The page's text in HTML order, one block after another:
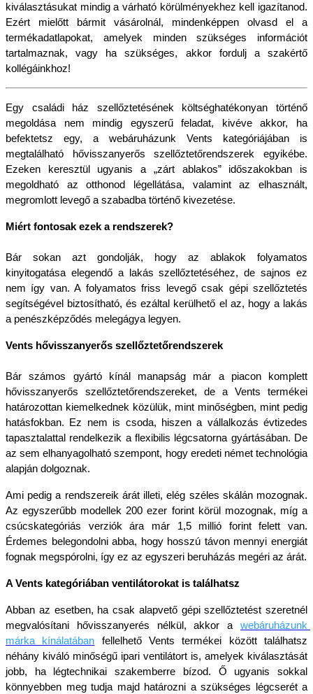
kiválasztásukat mindig a várható körülményekhez kell igazítanod.
Ezért mielőtt bármit vásárolnál, mindenképpen olvasd el a
termékadatlapokat, amelyek minden szükséges információt
tartalmaznak, vagy ha szükséges, akkor fordulj a szakértő
kollégáinkhoz!
Egy családi ház szellőztetésének költséghatékonyan történő
megoldása nem mindig egyszerű feladat, kivéve akkor, ha
befektetsz egy, a webáruházunk Vents kategóriájában is
megtalálható hővisszanyerős szellőztetőrendszerek egyikébe.
Ezeken keresztül ugyanis a „zárt ablakos” időszakokban is
megoldható az otthonod légellátása, valamint az elhasznált,
megromlott levegő a szabadba történő kivezetése.
Miért fontosak ezek a rendszerek?
Bár sokan azt gondolják, hogy az ablakok folyamatos
kinyitogatása elegendő a lakás szellőztetéséhez, de sajnos ez
nem így van. A folyamatos friss levegő csak gépi szellőztetés
segítségével biztosítható, és ezáltal kerülhető el az, hogy a lakás
a penészképződés melegágya legyen.
Vents hővisszanyerős szellőztetőrendszerek
Bár számos gyártó kínál manapság már a piacon komplett
hővisszanyerős szellőztetőrendszereket, de a Vents termékei
határozottan kiemelkednek közülük, mint minőségben, mint pedig
hatásfokban. Ez nem is csoda, hiszen a vállalkozás évtizedes
tapasztalattal rendelkezik a flexibilis légcsatorna gyártásában. De
az sem elhanyagolható szempont, hogy eredeti német technológia
alapján dolgoznak.
Ami pedig a rendszereik árát illeti, elég széles skálán mozognak.
Az egyszerűbb modellek 200 ezer forint körül mozognak, míg a
csúcskategóriás verziók ára már 1,5 millió forint felett van.
Érdemes belegondolni abba, hogy hosszú távon mennyi energiát
fognak megspórolni, így ez az egyszeri beruházás megéri az árát.
A Vents kategóriában ventilátorokat is találhatsz
Abban az esetben, ha csak alapvető gépi szellőztetést szeretnél
megvalósítani hővisszanyerés nélkül, akkor a webáruházunk
márka kínálatában
fellelhető Vents termékei között találhatsz
néhány kiváló minőségű ipari ventilátort is, amelyek kiválasztását
jobb, ha légtechnikai szakemberre bízod. Ő ugyanis sokkal
könnyebben meg tudja majd határozni a szükséges légcserét a